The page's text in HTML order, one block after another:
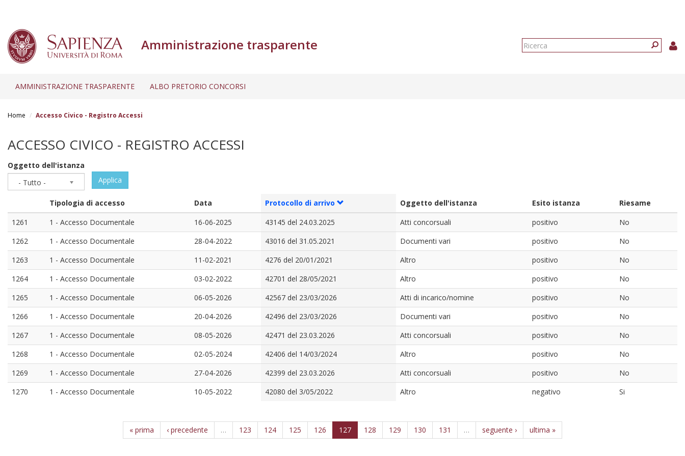
Amministrazione trasparente
Form
AMMINISTRAZIONE TRASPARENTE ALBO PRETORIO CONCORSI
Home Accesso Civico - Registro Accessi
ACCESSO CIVICO - REGISTRO ACCESSI
Oggetto dell'istanza
- Tutto -
Applica
Tipologia di accesso Data Protocollo di arrivo Oggetto dell'istanza Esito istanza
Riesame
1261
1 - Accesso Documentale 16-06-2025 43145 del 24.03.2025 Atti concorsuali positivo
No
1262
1 - Accesso Documentale 28-04-2022 43016 del 31.05.2021 Documenti vari positivo
No
1263
1 - Accesso Documentale 11-02-2021 4276 del 20/01/2021 Altro positivo
No
1264
1 - Accesso Documentale 03-02-2022 42701 del 28/05/2021 Altro positivo
No
1265
1 - Accesso Documentale 06-05-2026 42567 del 23/03/2026 Atti di incarico/nomine positivo
No
1266
1 - Accesso Documentale 20-04-2026 42496 del 23/03/2026 Documenti vari positivo
No
1267
1 - Accesso Documentale 08-05-2026 42471 del 23.03.2026 Atti concorsuali positivo
No
1268
1 - Accesso Documentale 02-05-2024 42406 del 14/03/2024 Altro positivo
No
1269
1 - Accesso Documentale 27-04-2026 42399 del 23.03.2026 Atti concorsuali positivo
No
1270
1 - Accesso Documentale 10-05-2022 42080 del 3/05/2022 Altro negativo Si
« prima ‹ precedente … 123 124 125 126 127 128 129 130 131 … seguente › ultima »